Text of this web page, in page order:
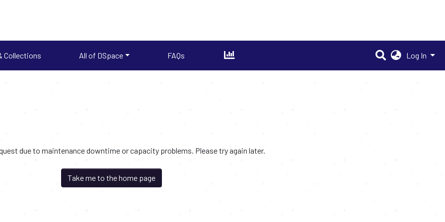
Collections All of DSpace FAQs Log In
due to maintenance downtime or capacity problems. Please try again later.
Take me to the home page